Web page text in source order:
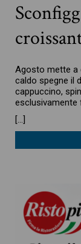
Agosto mette a
caldo spegne il
cappuccino,
esclusivamente
[…]